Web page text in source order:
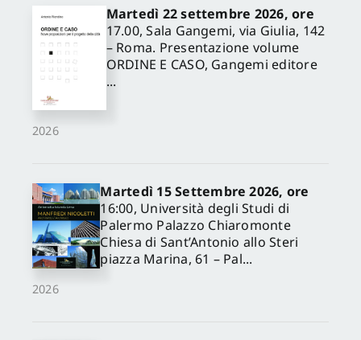
2026
Martedì 22 settembre 2026, ore
17.00, Sala Gangemi, via Giulia, 142
– Roma. Presentazione volume
ORDINE E CASO, Gangemi editore
...
2026
Martedì 15 Settembre 2026, ore
16:00, Università degli Studi di
Palermo Palazzo Chiaromonte
Chiesa di Sant’Antonio allo Steri
piazza Marina, 61 – Pal...